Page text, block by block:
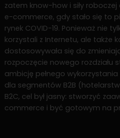
zatem know-how i siły
e-commerce, gdy stało się to
rynek COVID-19. Ponieważ nie
korzystali z Internetu, ale także
dostosowywała się do
rozpoczęcie nowego rozdziału
ambicję pełnego
dla segmentów B2B
B2C, cel był jasny: stworzyć
commerce i być gotowym na